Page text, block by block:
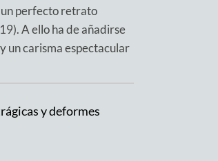
perfecto retrato
A ello ha de añadirse
un carisma espectacular
y deformes